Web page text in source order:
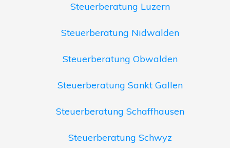
Steuerberatung Luzern
Steuerberatung Nidwalden
Steuerberatung Obwalden
Steuerberatung Sankt Gallen
Steuerberatung Schaffhausen
Steuerberatung Schwyz